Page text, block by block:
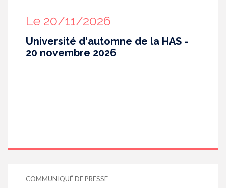
Le 20/11/2026
Université d'automne de la HAS -
20 novembre 2026
COMMUNIQUÉ DE PRESSE